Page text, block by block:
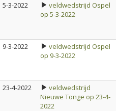
5-3-2022
veldwedstrijd Ospel
op 5-3-2022
9-3-2022
veldwedstrijd Ospel
op 9-3-2022
23-4-2022
veldwedstrijd
Nieuwe Tonge op 23-4-
2022